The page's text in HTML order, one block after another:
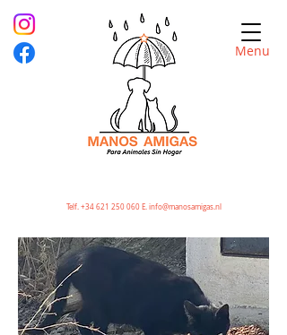
Telf. +34 621 250 060 E. info@manosamigas.nl
Menu